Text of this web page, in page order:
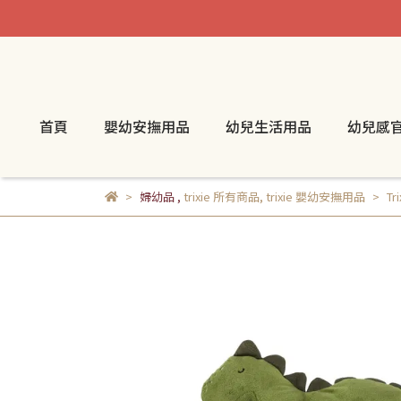
首頁 嬰幼安撫用品 幼兒生活用品 幼兒感
婦幼品, trixie 所有商品, trixie 嬰幼安撫用品